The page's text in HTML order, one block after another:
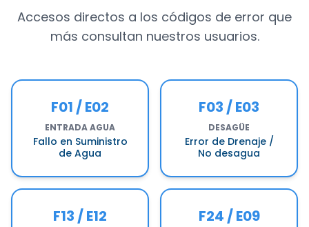
Accesos directos a los códigos de error que
más consultan nuestros usuarios.
F01 / E02
ENTRADA AGUA
Fallo en Suministro
de Agua
F03 / E03
DESAGÜE
Error de Drenaje /
No desagua
F13 / E12 F24 / E09